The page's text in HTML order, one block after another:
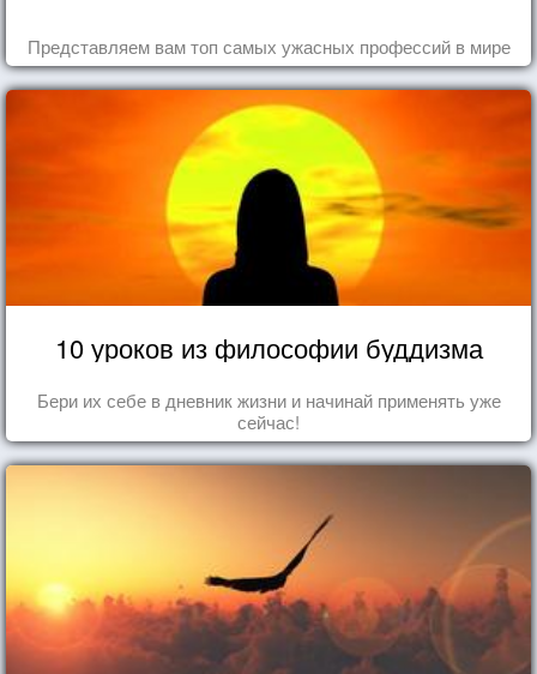
Представляем вам топ самых ужасных профессий в мире
10 уроков из философии буддизма
Бери их себе в дневник жизни и начинай применять уже
сейчас!